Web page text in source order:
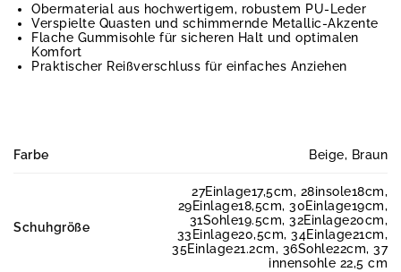
Obermaterial aus hochwertigem, robustem PU-Leder
Verspielte Quasten und schimmernde Metallic-Akzente
Flache Gummisohle für sicheren Halt und optimalen
Komfort
Praktischer Reißverschluss für einfaches Anziehen
Farbe Beige, Braun
Schuhgröße
27Einlage17,5cm, 28insole18cm,
29Einlage18,5cm, 30Einlage19cm,
31Sohle19.5cm, 32Einlage20cm,
33Einlage20,5cm, 34Einlage21cm,
35Einlage21.2cm, 36Sohle22cm, 37
innensohle 22,5 cm